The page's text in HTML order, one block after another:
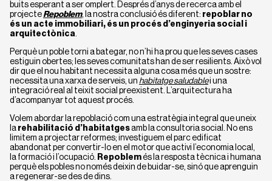
buits esperant a ser omplert. Després d’anys de recerca amb el
projecteRepoblem, la nostra conclusió és diferent: repoblar no
és un acte immobiliari, és un procés d’enginyeria social i
arquitectònica.
Perquè un poble torni a bategar, no n’hi ha prou que les seves cases
estiguin obertes; les seves comunitats han de ser resilients. Això vol
dir que el nou habitant necessita alguna cosa més que un sostre:
necessita una xarxa de serveis, un habitatge saludablei una
integració real al teixit social preexistent. L’arquitectura ha
d’acompanyar tot aquest procés.
Volem abordar la repoblació com una estratègia integral que uneix
la rehabilitació d’habitatgesamb la consultoria social. No ens
limitem a projectar reformes; investiguem el parc edificat
abandonat per convertir-lo en el motor que activi l’economia local,
la formació i l’ocupació. Repoblemés la resposta tècnica i humana
perquè els pobles no només deixin de buidar-se, sinó que aprenguin
a regenerar-se des de dins.